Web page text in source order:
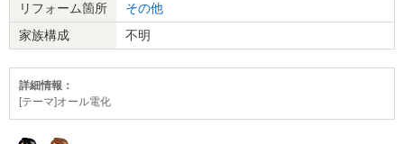
リフォーム箇所
その他
家族構成
不明
詳細情報：
[テーマ]オール電化